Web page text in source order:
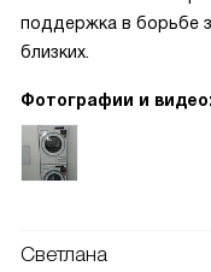
поддержка в борьбе
близких.
Фотографии и видео:
Светлана